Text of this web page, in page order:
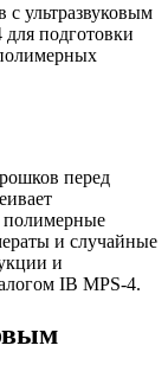
ультразвуковым
подготовки
перед
полимерные
и случайные
и
IB MPS-4.